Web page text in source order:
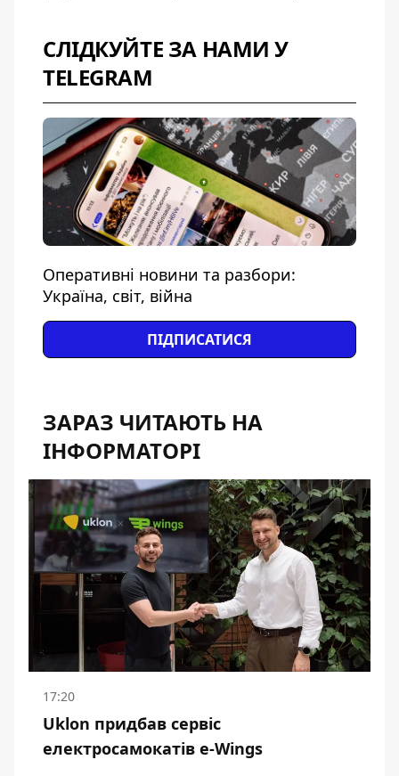
СЛІДКУЙТЕ ЗА НАМИ У
TELEGRAM
Оперативні новини та разбори:
Україна, світ, війна
ПІДПИСАТИСЯ
ЗАРАЗ ЧИТАЮТЬ НА
ІНФОРМАТОРІ
17:20
Uklon придбав сервіс
електросамокатів e-Wings